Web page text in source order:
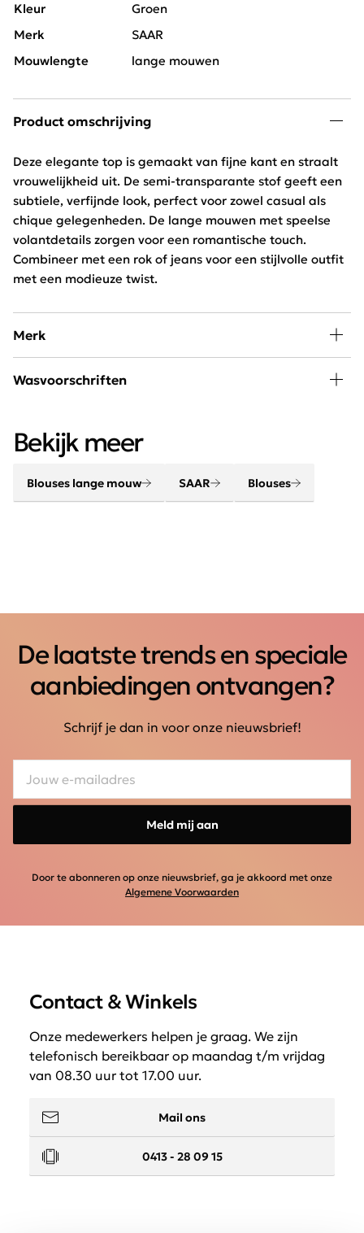
Kleur
Groen
Merk
SAAR
Mouwlengte
lange mouwen
Product omschrijving
Deze elegante top is gemaakt van fijne kant en straalt
vrouwelijkheid uit. De semi-transparante stof geeft een
subtiele, verfijnde look, perfect voor zowel casual als
chique gelegenheden. De lange mouwen met speelse
volantdetails zorgen voor een romantische touch.
Combineer met een rok of jeans voor een stijlvolle outfit
met een modieuze twist.
Merk
A little piece of happiness kan iedere vrouw in haar
Wasvoorschriften
niet drogen en strijken op lage temperatuur.
Bekijk meer
Blouses lange mouw SAAR Blouses
De laatste trends en speciale
aanbiedingen ontvangen?
Schrijf je dan in voor onze nieuwsbrief!
Meld mij aan
Door te abonneren op onze nieuwsbrief, ga je akkoord met onze
Algemene Voorwaarden
Contact & Winkels
Onze medewerkers helpen je graag. We zijn
telefonisch bereikbaar op maandag t/m vrijdag
van 08.30 uur tot 17.00 uur.
Mail ons
0413 - 28 09 15